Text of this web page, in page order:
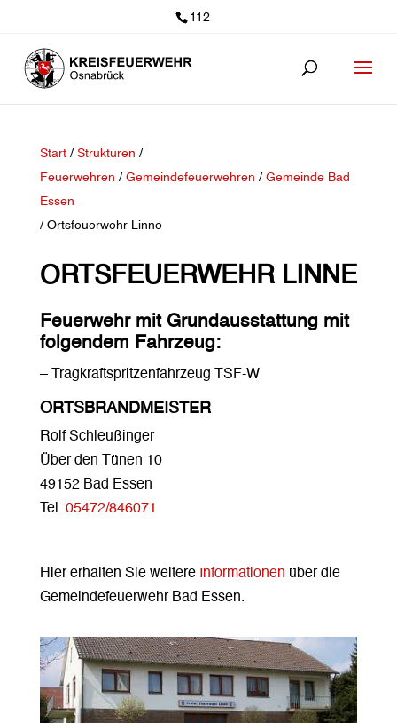
112
Start/ Strukturen /
Feuerwehren / Gemeindefeuerwehren / Gemeinde Bad
Essen
/ Ortsfeuerwehr Linne
ORTSFEUERWEHR LINNE
Feuerwehr mit Grundausstattungmit
folgendem Fahrzeug:
– Tragkraftspritzenfahrzeug TSF-W
ORTSBRANDMEISTER
Rolf Schleußinger
Über den Tünen 10
49152 Bad Essen
Tel. 05472/846071
Hier erhalten Sie weitere Informationen über die
Gemeindefeuerwehr Bad Essen.